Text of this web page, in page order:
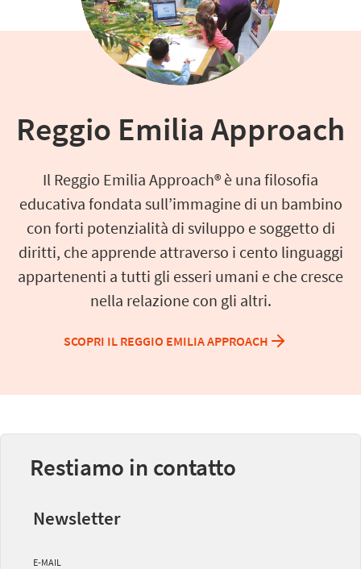
Reggio Emilia Approach
Il Reggio Emilia Approach® è una filosofia
educativa fondata sull’immagine di un bambino
con forti potenzialità di sviluppo e soggetto di
diritti, che apprende attraverso i cento linguaggi
appartenenti a tutti gli esseri umani e che cresce
nella relazione con gli altri.
SCOPRI IL REGGIO EMILIA APPROACH
Restiamo in contatto
Newsletter
E-MAIL